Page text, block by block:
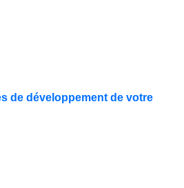
de développement de votre